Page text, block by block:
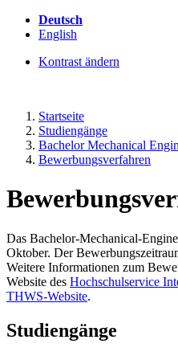
Deutsch
English
Kontrast ändern
Startseite
Studiengänge
Bachelor Mechanical
Bewerbungsverfahren
Das Bachelor-Mechanical-
Oktober. Der
Weitere Informationen zum
Website des Hochschulservice
THWS-Website.
Studiengänge